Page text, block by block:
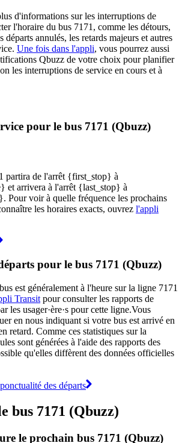
d'informations sur les interruptions de
l'horaire du bus 7171, comme les détours,
départs annulés, les retards majeurs et autres
Une fois dans l'appli, vous pourrez aussi
Qbuzz de votre choix pour planifier
les interruptions de service en cours et à
pour le bus 7171 (Qbuzz)
partira de l'arrêt {first_stop} à
et arrivera à l'arrêt {last_stop} à
Pour voir à quelle fréquence les prochains
les horaires exacts, ouvrez l'appli
pour le bus 7171 (Qbuzz)
est généralement à l'heure sur la ligne 7171
Transit pour consulter les rapports de
les usager·ère·s pour cette ligne.Vous
en nous indiquant si votre bus est arrivé en
retard. Comme ces statistiques sur la
sont générées à l'aide des rapports des
qu'elles diffèrent des données officielles
des départs
bus 7171 (Qbuzz)
le prochain bus 7171 (Qbuzz)